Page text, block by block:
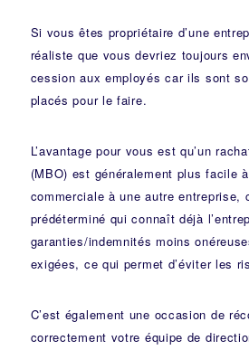
Si vous êtes propriétaire d’une
réaliste que vous devriez toujours
cession aux employés car ils sont
placés pour le faire.
L’avantage pour vous est qu’un
(MBO) est généralement plus facile
commerciale à une autre entreprise,
prédéterminé qui connaît déjà
garanties/indemnités moins
exigées, ce qui permet d’éviter les
C’est également une occasion de
correctement votre équipe de